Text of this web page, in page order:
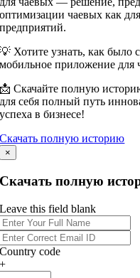
оптимизации чаевых как
предприятий.
💡 Хотите узнать, как было
мобильное приложение для
📩 Скачайте полную
для себя полный путь
успеха в бизнесе!
Скачать полную историю
×
Скачать полную
Leave this field blank
Country code
+